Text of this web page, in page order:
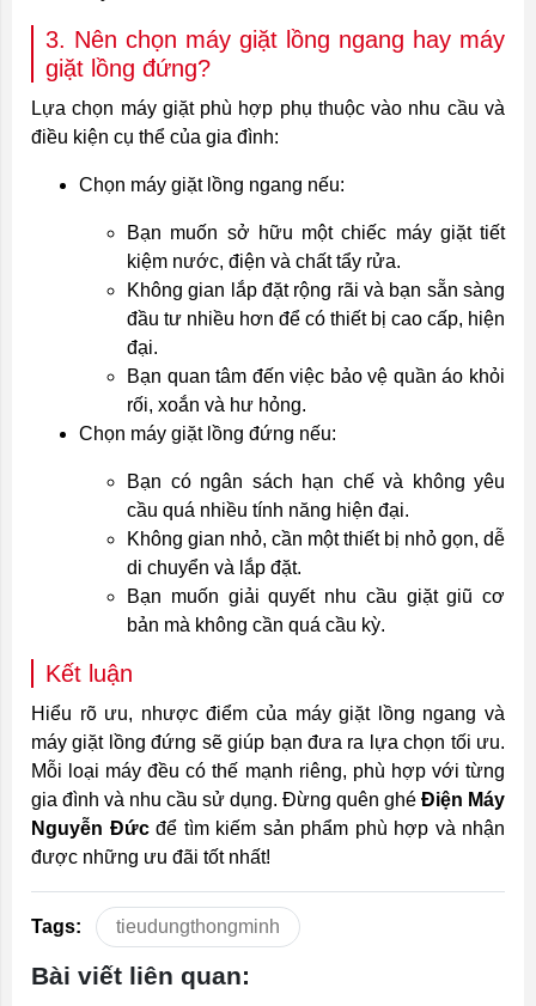
3. Nên chọn máy giặt lồng ngang hay máy
giặt lồng đứng?
Lựa chọn máy giặt phù hợp phụ thuộc vào nhu cầu và
điều kiện cụ thể của gia đình:
Chọn máy giặt lồng ngang nếu:
Bạn muốn sở hữu một chiếc máy giặt tiết
kiệm nước, điện và chất tẩy rửa.
Không gian lắp đặt rộng rãi và bạn sẵn sàng
đầu tư nhiều hơn để có thiết bị cao cấp, hiện
đại.
Bạn quan tâm đến việc bảo vệ quần áo khỏi
rối, xoắn và hư hỏng.
Chọn máy giặt lồng đứng nếu:
Bạn có ngân sách hạn chế và không yêu
cầu quá nhiều tính năng hiện đại.
Không gian nhỏ, cần một thiết bị nhỏ gọn, dễ
di chuyển và lắp đặt.
Bạn muốn giải quyết nhu cầu giặt giũ cơ
bản mà không cần quá cầu kỳ.
Kết luận
Hiểu rõ ưu, nhược điểm của máy giặt lồng ngang và
máy giặt lồng đứng sẽ giúp bạn đưa ra lựa chọn tối ưu.
Mỗi loại máy đều có thế mạnh riêng, phù hợp với từng
gia đình và nhu cầu sử dụng. Đừng quên ghé Điện Máy
Nguyễn Đứcđể tìm kiếm sản phẩm phù hợp và nhận
được những ưu đãi tốt nhất!
Tags: tieudungthongminh
Bài viết liên quan: